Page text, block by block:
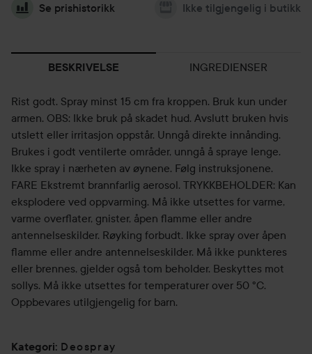
Se prishistorikk Ikke tilgjengelig i butikk
BESKRIVELSE INGREDIENSER
Rist godt. Spray minst 15 cm fra kroppen. Bruk kun under
armen. OBS: Ikke bruk på skadet hud. Avslutt bruken hvis
utslett eller irritasjon oppstår. Unngå direkte innånding.
Brukes i godt ventilerte områder, unngå å spraye lenge.
Ikke spray i nærheten av øynene. Følg instruksjonene.
FARE Ekstremt brannfarlig aerosol. TRYKKBEHOLDER: Kan
eksplodere ved oppvarming. Må ikke utsettes for varme,
varme overflater, gnister, åpen flamme eller andre
antennelseskilder. Røyking forbudt. Ikke spray over åpen
flamme eller andre antennelseskilder. Må ikke punkteres
eller brennes, gjelder også tom beholder. Beskyttes mot
sollys. Må ikke utsettes for temperaturer over 50 °C.
Oppbevares utilgjengelig for barn.
Kategori: Deospray